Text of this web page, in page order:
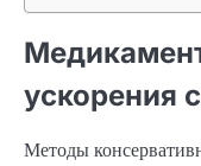
ускорения
Методы